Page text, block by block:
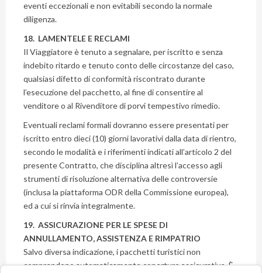
eventi eccezionali e non evitabili secondo la normale
diligenza.
18. LAMENTELE E RECLAMI
Il Viaggiatore è tenuto a segnalare, per iscritto e senza
indebito ritardo e tenuto conto delle circostanze del caso,
qualsiasi difetto di conformità riscontrato durante
l’esecuzione del pacchetto, al fine di consentire al
venditore o al Rivenditore di porvi tempestivo rimedio.
Eventuali reclami formali dovranno essere presentati per
iscritto entro dieci (10) giorni lavorativi dalla data di rientro,
secondo le modalità e i riferimenti indicati all’articolo 2 del
presente Contratto, che disciplina altresì l’accesso agli
strumenti di risoluzione alternativa delle controversie
(inclusa la piattaforma ODR della Commissione europea),
ed a cui si rinvia integralmente.
19. ASSICURAZIONE PER LE SPESE DI
ANNULLAMENTO, ASSISTENZA E RIMPATRIO
Salvo diversa indicazione, i pacchetti turistici non
comprendono automaticamente coperture assicurative. È